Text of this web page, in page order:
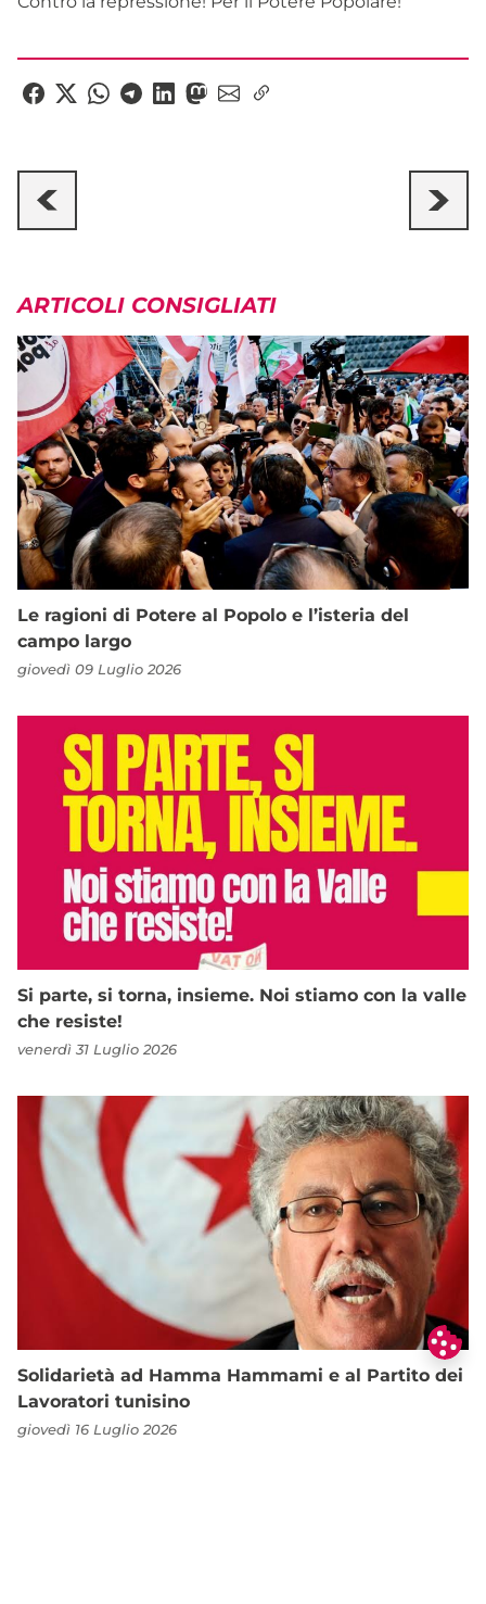
ARTICOLI CONSIGLIATI
Le ragioni di Potere al Popolo e l’isteria del
campo largo
giovedì 09 Luglio 2026
Si parte, si torna, insieme. Noi stiamo con la valle
che resiste!
venerdì 31 Luglio 2026
Solidarietà ad Hamma Hammami e al Partito dei
Lavoratori tunisino
giovedì 16 Luglio 2026